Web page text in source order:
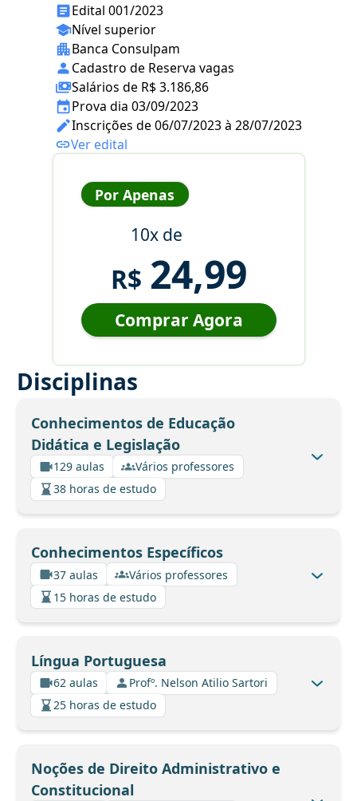
Edital 001/2023
Nível superior
Banca Consulpam
Cadastro de Reserva vagas
Salários de R$ 3.186,86
Prova dia 03/09/2023
Inscrições de 06/07/2023 à 28/07/2023
Ver edital
Por Apenas
10x de
R$ 24,99
Comprar Agora
Disciplinas
Conhecimentos de Educação
Didática e Legislação
129 aulas
Vários professores
38 horas de estudo
Conhecimentos Específicos
37 aulas
Vários professores
15 horas de estudo
Língua Portuguesa
62 aulas
Profº. Nelson Atilio Sartori
25 horas de estudo
Noções de Direito Administrativo e
Constitucional